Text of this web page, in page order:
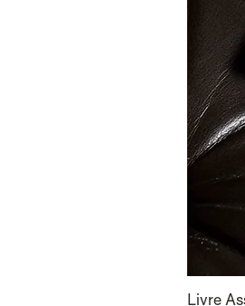
Livre